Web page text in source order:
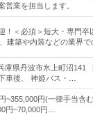
営業を担当します。
！＜必須＞短大・専門卒
、建築や内装などの業界
庫県丹波市氷上町沼141
車後、 神姫バス・…
~355,000円(一律手当含
円~70,000円…